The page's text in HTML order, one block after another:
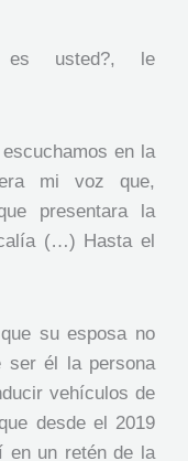
es usted?, le
en la
mi voz que,
presentara la
(…) Hasta el
su esposa no
ser él la persona
vehículos de
desde el 2019
en un retén de la